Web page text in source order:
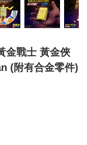
金戰士 黃金俠
(附有合金零件)